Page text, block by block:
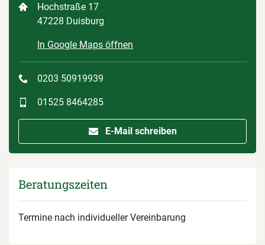
Hochstraße 17
47228 Duisburg
In Google Maps öffnen
0203 50919939
01525 8464285
E-Mail schreiben
Beratungszeiten
Termine nach individueller Vereinbarung